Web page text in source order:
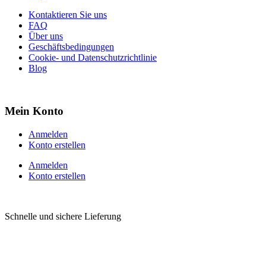
Kontaktieren Sie uns
FAQ
Über uns
Geschäftsbedingungen
Cookie- und Datenschutzrichtlinie
Blog
Mein Konto
Anmelden
Konto erstellen
Anmelden
Konto erstellen
Schnelle und sichere Lieferung